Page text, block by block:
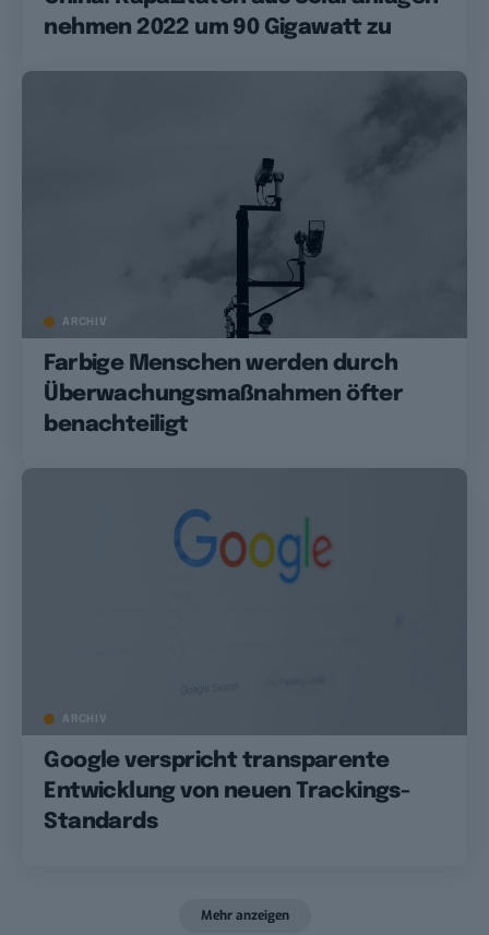
nehmen 2022 um 90 Gigawatt zu
ARCHIV
Farbige Menschen werden durch
Überwachungsmaßnahmen öfter
benachteiligt
ARCHIV
Google verspricht transparente
Entwicklung von neuen Trackings-
Standards
Mehr anzeigen